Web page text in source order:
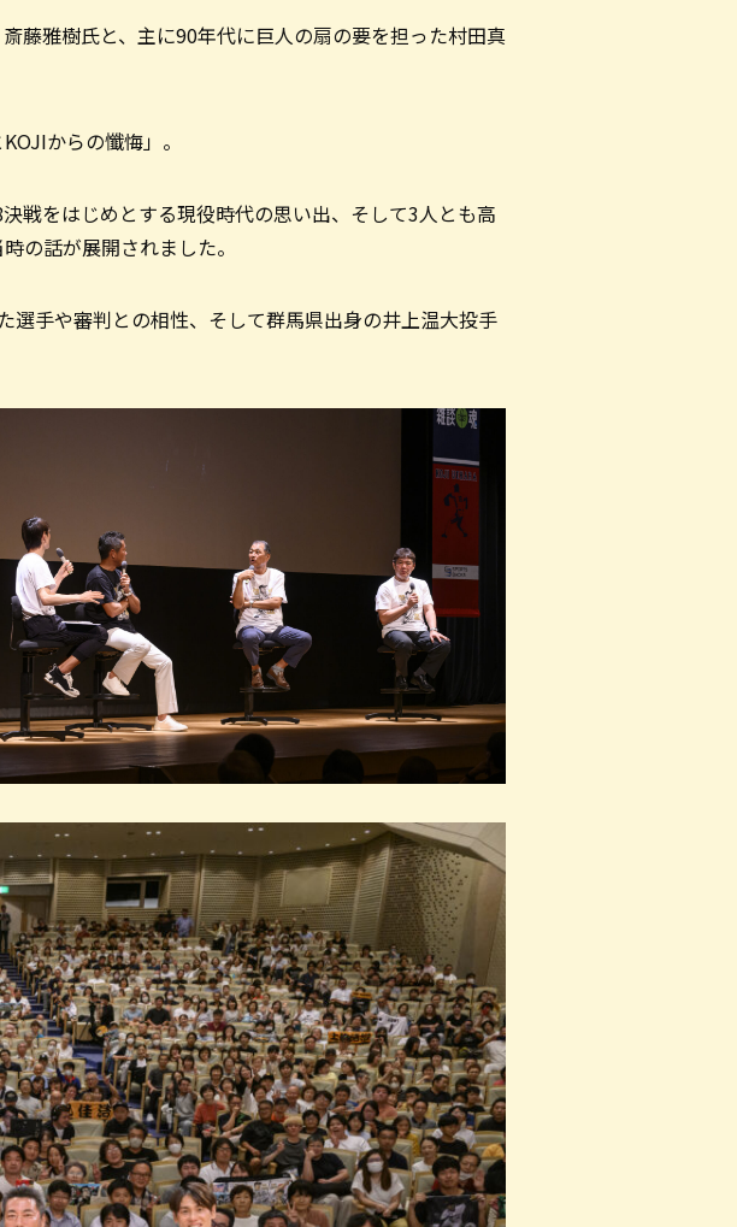
藤雅樹氏と、主に90年代に巨人の扇の要を担った村田真
からの懺悔」。
戦をはじめとする現役時代の思い出、そして3人とも高
の話が展開されました。
手や審判との相性、そして群馬県出身の井上温大投手